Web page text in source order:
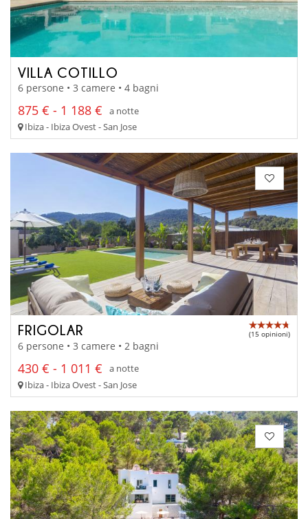
VILLA COTILLO
6 persone • 3 camere • 4 bagni
875 € - 1 188 €
a notte
Ibiza - Ibiza Ovest - San Jose
FRIGOLAR (15 opinioni)
6 persone • 3 camere • 2 bagni
430 € - 1 011 €
a notte
Ibiza - Ibiza Ovest - San Jose